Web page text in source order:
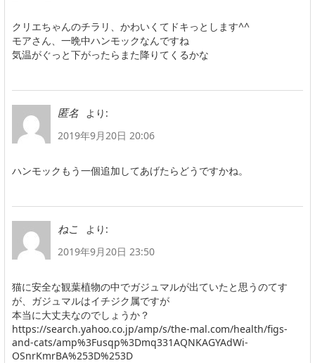
クリエちゃんのチラリ、かわいくてドキっとします^^
モアさん、一晩中ハンモックなんですね
気温がぐっと下がったらまた降りてくるかな
匿名
より:
2019年9月20日 20:06
ハンモックもう一個追加してあげたらどうですかね。
ねこ
より:
2019年9月20日 23:50
猫に安全な観葉植物の中でガジュマルが出ていたと思うのてす
が、ガジュマルはイチジク属ですが
本当に大丈夫なのでしょうか？
https://search.yahoo.co.jp/amp/s/the-mal.com/health/figs-
and-cats/amp%3Fusqp%3Dmq331AQNKAGYAdWi-
OSnrKmrBA%253D%253D